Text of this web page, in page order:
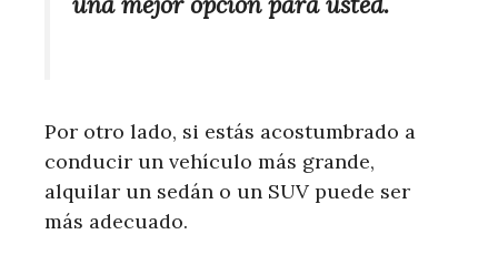
Por otro lado, si estás acostumbrado a
conducir un vehículo más grande,
alquilar un sedán o un SUV puede ser
más adecuado.